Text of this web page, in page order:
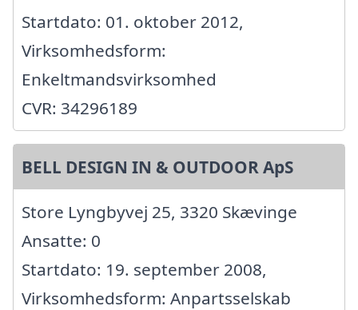
Startdato: 01. oktober 2012,
Virksomhedsform:
Enkeltmandsvirksomhed
CVR: 34296189
BELL DESIGN IN & OUTDOOR ApS
Store Lyngbyvej 25, 3320 Skævinge
Ansatte: 0
Startdato: 19. september 2008,
Virksomhedsform: Anpartsselskab